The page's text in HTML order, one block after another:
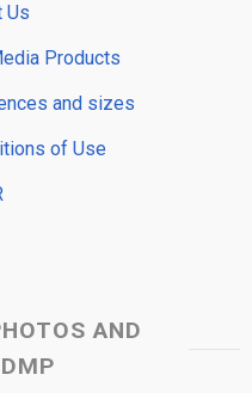
Us
Products
and sizes
of Use
AND